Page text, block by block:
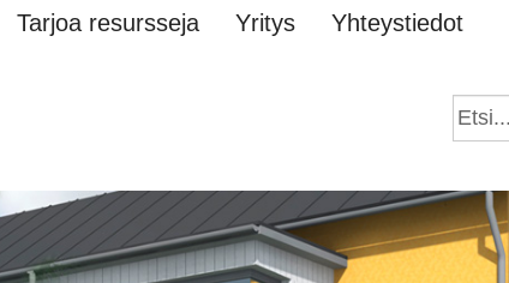
Tarjoa resursseja Yritys Yhteystiedot